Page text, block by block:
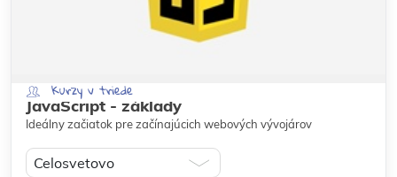
Kurzy v triede
JavaScript - základy
Ideálny začiatok pre začínajúcich webových vývojárov